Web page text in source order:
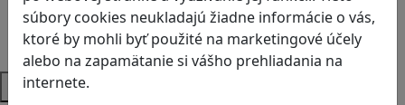
súbory cookies neukladajú žiadne informácie o vás,
ktoré by mohli byť použité na marketingové účely
alebo na zapamätanie si vášho prehliadania na
internete.
Strategické myslenie
Zdravie a pohyb
Platformy